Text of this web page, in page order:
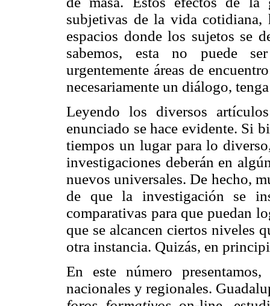
subjetivas de la vida cotidiana,
espacios donde los sujetos se
sabemos, esta no puede
urgentemente áreas de
necesariamente un diálogo,
Leyendo los diversos
enunciado se hace evidente. Si
tiempos un lugar para lo
investigaciones deberán en
nuevos universales. De hecho,
de que la investigación se
comparativas para que puedan
que se alcancen ciertos niveles
otra instancia. Quizás, en
En este número
nacionales y regionales.